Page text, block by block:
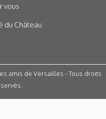
vous
du Château
amis de Versailles - Tous droits